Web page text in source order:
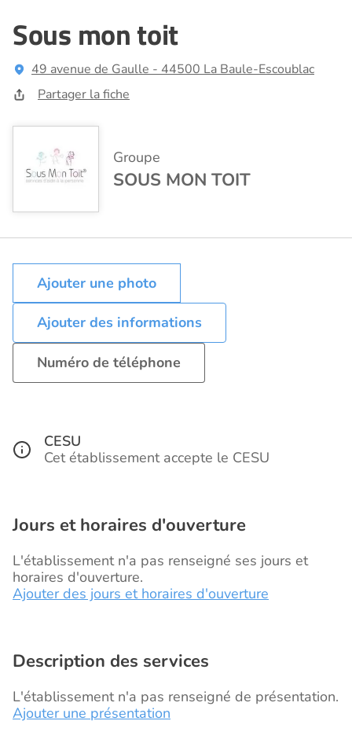
Sous mon toit
49 avenue de Gaulle - 44500 La Baule-Escoublac
Partager la fiche
Groupe
SOUS MON TOIT
Ajouter des informations
Numéro de téléphone
CESU
Cet établissement accepte le CESU
Jours et horaires d'ouverture
L'établissement n'a pas renseigné ses jours et
horaires d'ouverture.
Ajouter des jours et horaires d'ouverture
Description des services
L'établissement n'a pas renseigné de présentation.
Ajouter une présentation